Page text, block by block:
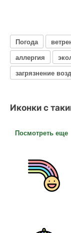
Погода
аллергия
загрязнение
Иконки с
Посмотреть еще